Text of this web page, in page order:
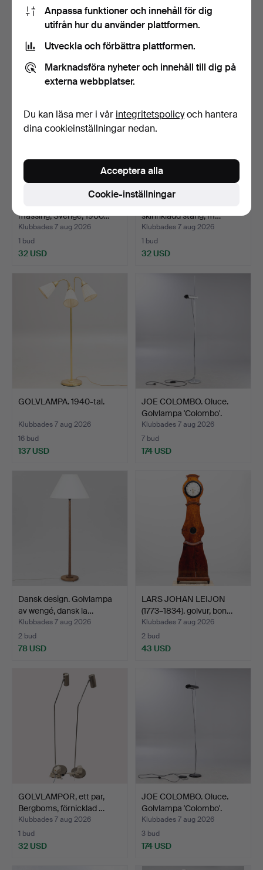
GOLVLAMPA, mässing,
1960/70-tal.
Klubbades 7 aug 2026
2 bud
BRUNO GECCHELIN.
Golvlampa, modell
'Mezzal…
Klubbades 7 aug 2026
8 bud
mässing, Sverige, 1900…
Klubbades 7 aug 2026
1 bud
32 USD
skinnklädd stång, m…
Klubbades 7 aug 2026
1 bud
32 USD
GOLVLAMPA. 1940-tal.
Klubbades 7 aug 2026
16 bud
137 USD
JOE COLOMBO. Oluce.
Golvlampa 'Colombo'.
Klubbades 7 aug 2026
7 bud
174 USD
Dansk design. Golvlampa
av wengé, dansk la…
Klubbades 7 aug 2026
2 bud
78 USD
LARS JOHAN LEIJON
(1773–1834). golvur, bon…
Klubbades 7 aug 2026
2 bud
43 USD
GOLVLAMPOR, ett par,
Bergboms, förnicklad …
Klubbades 7 aug 2026
1 bud
32 USD
JOE COLOMBO. Oluce.
Golvlampa 'Colombo'.
Klubbades 7 aug 2026
3 bud
174 USD
Anpassa funktioner och innehåll för dig
utifrån hur du använder plattformen.
Utveckla och förbättra plattformen.
Marknadsföra nyheter och innehåll till dig på
externa webbplatser.
Du kan läsa mer i vår integritetspolicyoch hantera
dina cookieinställningar nedan.
Cookie-inställningar
Acceptera alla